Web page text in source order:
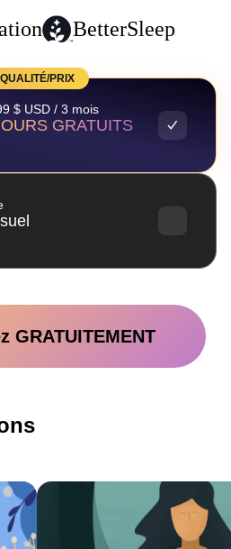
BetterSleep
PRIX
$ USD / 3 mois
GRATUITS
GRATUITEMENT